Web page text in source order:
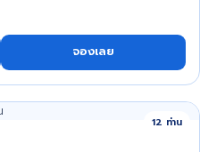
จองเลย
12 ท่าน